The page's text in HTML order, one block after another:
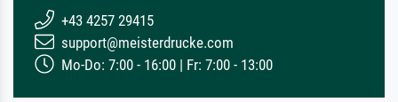
+43 4257 29415
support@meisterdrucke.com
Mo-Do: 7:00 - 16:00 | Fr: 7:00 - 13:00